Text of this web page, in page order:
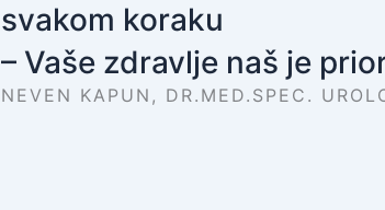
svakom koraku
– Vaše zdravlje naš je
NEVEN KAPUN, DR.MED.SPEC.